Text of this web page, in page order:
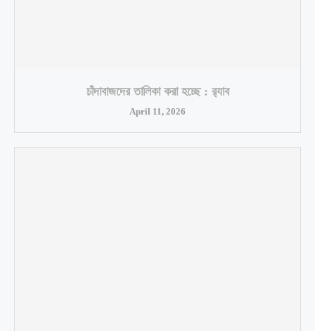
চাঁদাবাজদের তালিকা করা হচ্ছে : র‍্যাব
April 11, 2026